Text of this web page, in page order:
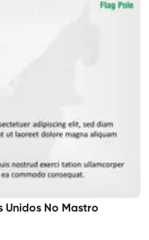
Unidos No Mastro